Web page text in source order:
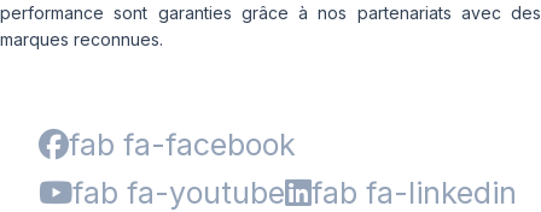
performance sont garanties grâce à nos partenariats avec des
marques reconnues.
fab fa-facebook
fab fa-youtube
fab fa-linkedin